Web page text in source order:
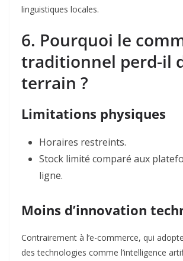
linguistiques locales.
6. Pourquoi le
traditionnel perd-il
terrain ?
Limitations physiques
Horaires restreints.
Stock limité comparé aux
ligne.
Moins d’innovation
Contrairement à l’e-commerce, qui
des technologies comme l’intelligence